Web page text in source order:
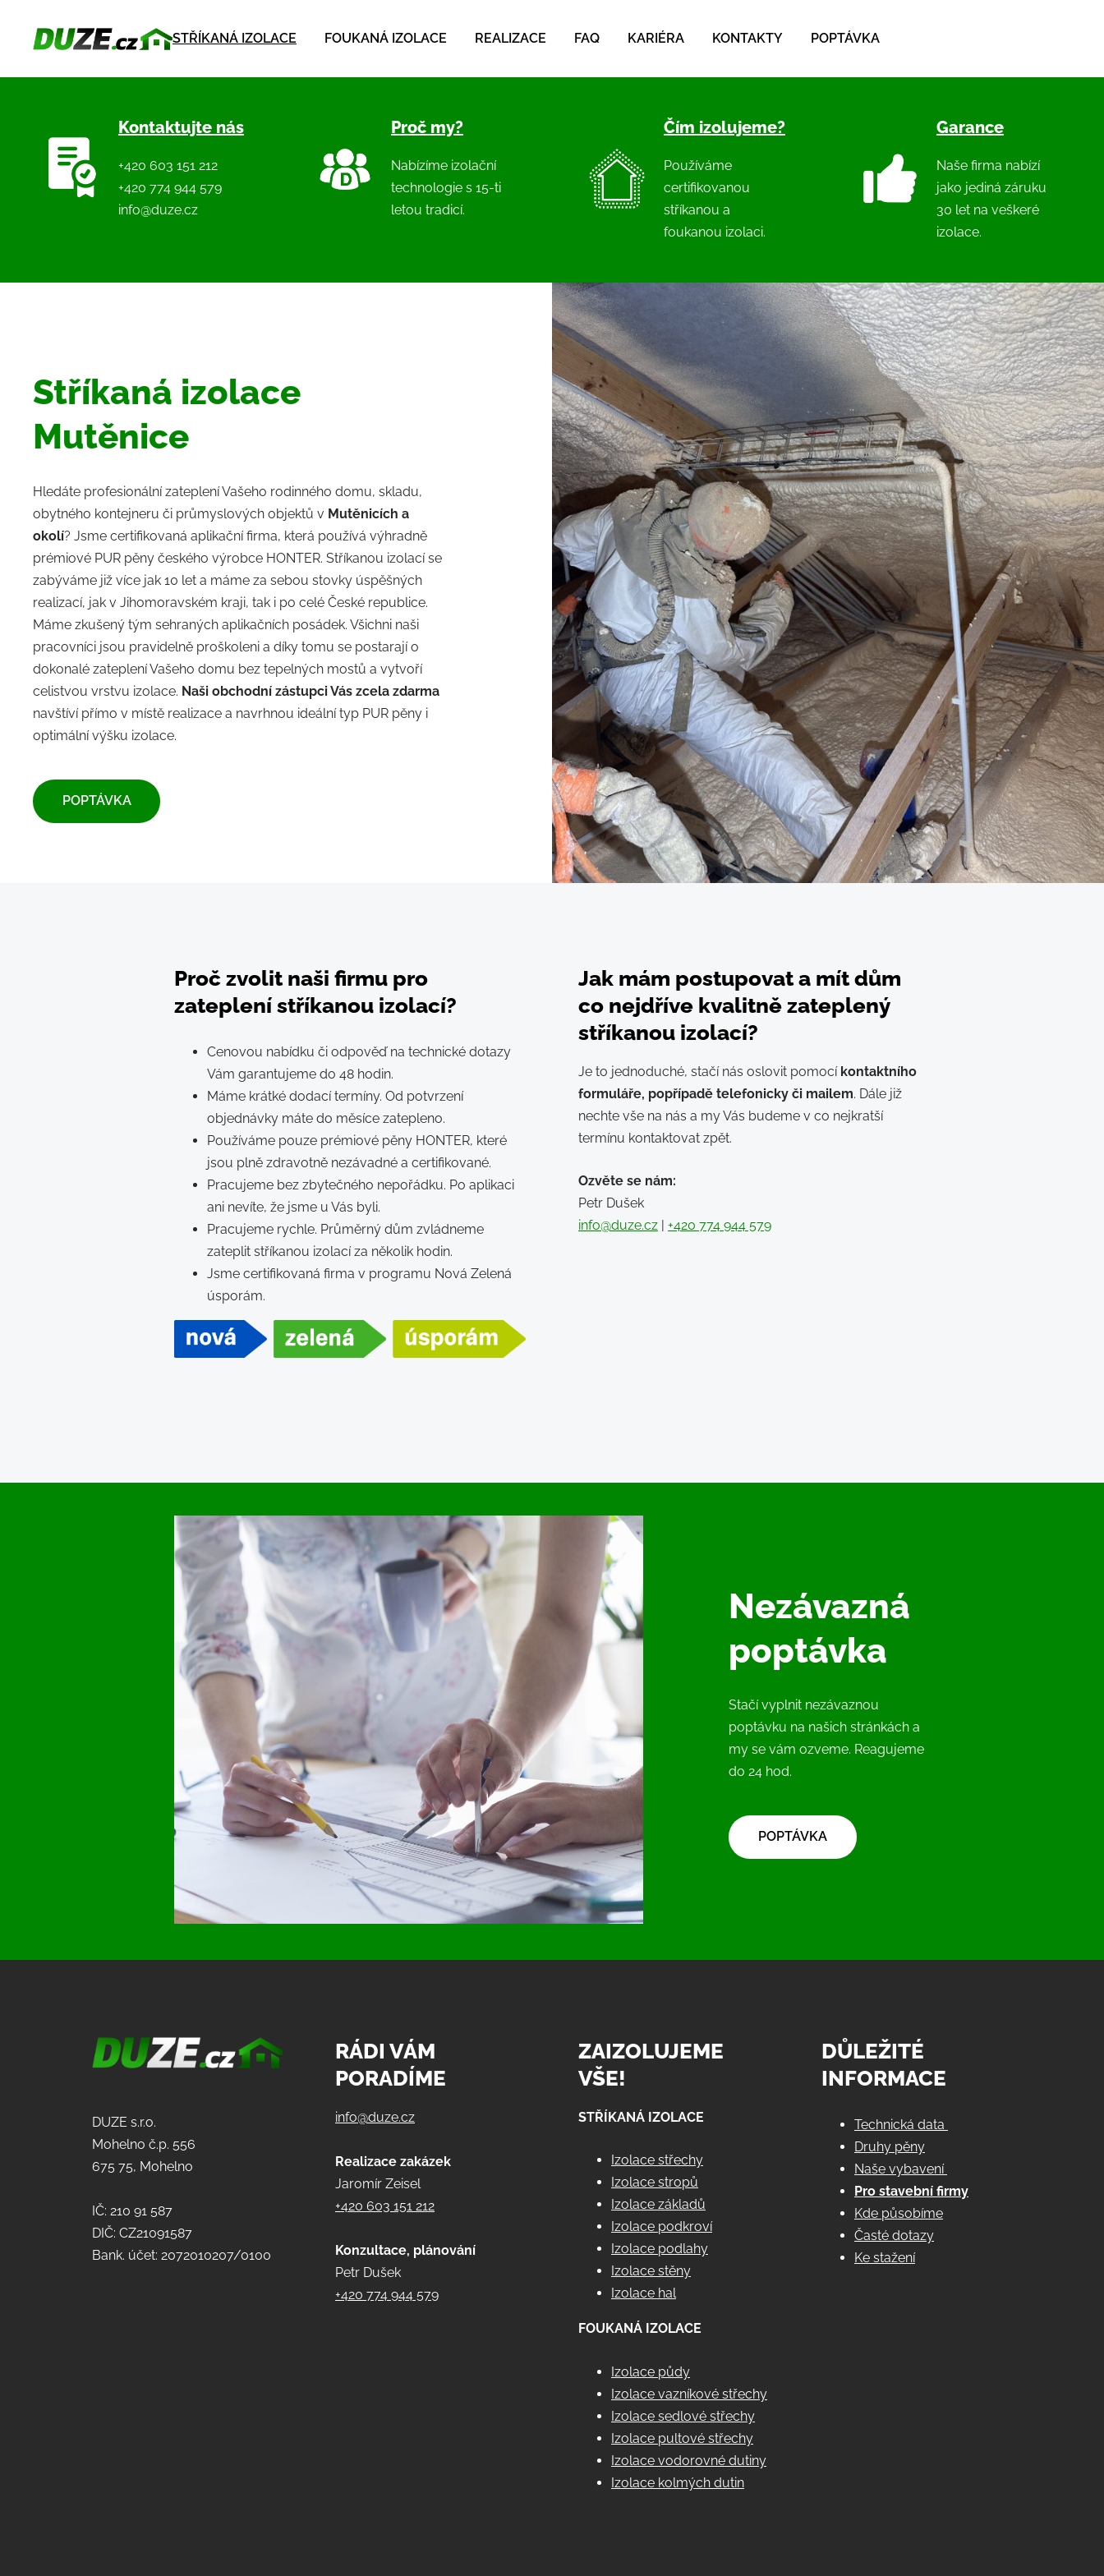
STŘÍKANÁ IZOLACE FOUKANÁ IZOLACE REALIZACE FAQ KARIÉRA KONTAKTY POPTÁVKA
Kontaktujte nás
+420 603 151 212
+420 774 944 579
info@duze.cz
Proč my?
Nabízíme izolační
technologie s 15-ti
letou tradicí.
Čím izolujeme?
Používáme
certifikovanou
stříkanou a
foukanou izolaci.
Garance
Naše firma nabízí
jako jediná záruku
30 let na veškeré
izolace.
Stříkaná izolace
Mutěnice
Hledáte profesionální zateplení Vašeho rodinného domu, skladu,
obytného kontejneru či průmyslových objektů v Mutěnicích a
okolí? Jsme certifikovaná aplikační firma, která používá výhradně
prémiové PUR pěny českého výrobce HONTER. Stříkanou izolací se
zabýváme již více jak 10 let a máme za sebou stovky úspěšných
realizací, jak v Jihomoravském kraji, tak i po celé České republice.
Máme zkušený tým sehraných aplikačních posádek. Všichni naši
pracovníci jsou pravidelně proškoleni a díky tomu se postarají o
dokonalé zateplení Vašeho domu bez tepelných mostů a vytvoří
celistvou vrstvu izolace. Naši obchodní zástupci Vás zcela zdarma
navštíví přímo v místě realizace a navrhnou ideální typ PUR pěny i
optimální výšku izolace.
​POPTÁVKA​
Proč zvolit naši firmu pro
zateplení stříkanou izolací?
Cenovou nabídku či odpověď na technické dotazy
Vám garantujeme do 48 hodin.
Máme krátké dodací termíny. Od potvrzení
objednávky máte do měsíce zatepleno.
Používáme pouze prémiové pěny HONTER, které
jsou plně zdravotně nezávadné a certifikované.
Pracujeme bez zbytečného nepořádku. Po aplikaci
ani nevíte, že jsme u Vás byli.
Pracujeme rychle. Průměrný dům zvládneme
zateplit stříkanou izolací za několik hodin.
Jsme certifikovaná firma v programu Nová Zelená
úsporám.
Jak mám postupovat a mít dům
co nejdříve kvalitně zateplený
stříkanou izolací?
Je to jednoduché, stačí nás oslovit pomocí kontaktního
formuláře, popřípadě telefonicky či mailem. Dále již
nechte vše na nás a my Vás budeme v co nejkratší
termínu kontaktovat zpět.
Ozvěte se nám:
Petr Dušek
info@duze.cz
+420 774 944 579
Nezávazná
poptávka
Stačí vyplnit nezávaznou
poptávku na našich stránkách a
my se vám ozveme. Reagujeme
do 24 hod.
​POPTÁVKA​
DUZE s.r.o.
Mohelno č.p. 556
675 75, Mohelno
IČ: 210 91 587
DIČ: CZ21091587
Bank. účet: 2072010207/0100
RÁDI VÁM
PORADÍME
info@duze.cz
Realizace zakázek
Jaromír Zeisel
+420 603 151 212
Konzultace, plánování
Petr Dušek
+420 774 944 579
ZAIZOLUJEME
VŠE!
STŘÍKANÁ IZOLACE
Izolace střechy
Izolace stropů
Izolace základů
Izolace podkroví
Izolace podlahy
Izolace stěny
Izolace hal
FOUKANÁ IZOLACE
Izolace půdy
Izolace vazníkové střechy
Izolace sedlové střechy
Izolace pultové střechy
Izolace vodorovné dutiny
Izolace kolmých dutin
DŮLEŽITÉ
INFORMACE
Technická data
Druhy pěny
Naše vybavení
Pro stavební firmy
Kde působíme
Časté dotazy
Ke stažení